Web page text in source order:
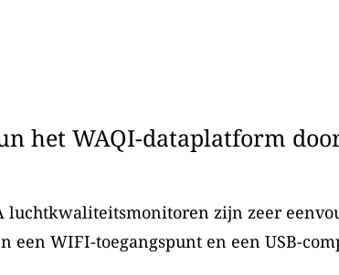
het WAQI-dataplatform
luchtkwaliteitsmonitoren zijn zeer
een WIFI-toegangspunt en een USB-